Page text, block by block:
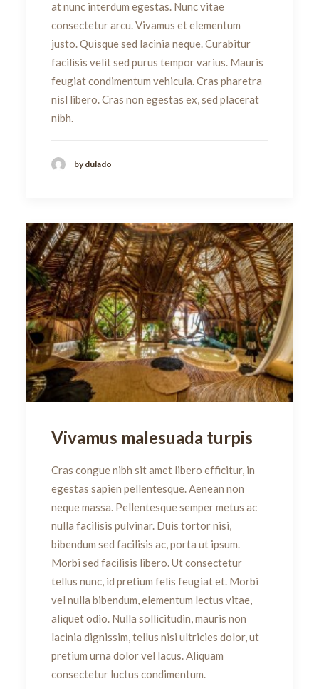
at nunc interdum egestas. Nunc vitae
consectetur arcu. Vivamus et elementum
justo. Quisque sed lacinia neque. Curabitur
facilisis velit sed purus tempor varius. Mauris
feugiat condimentum vehicula. Cras pharetra
nisl libero. Cras non egestas ex, sed placerat
nibh.
by dulado
Vivamus malesuada turpis
Cras congue nibh sit amet libero efficitur, in
egestas sapien pellentesque. Aenean non
neque massa. Pellentesque semper metus ac
nulla facilisis pulvinar. Duis tortor nisi,
bibendum sed facilisis ac, porta ut ipsum.
Morbi sed facilisis libero. Ut consectetur
tellus nunc, id pretium felis feugiat et. Morbi
vel nulla bibendum, elementum lectus vitae,
aliquet odio. Nulla sollicitudin, mauris non
lacinia dignissim, tellus nisi ultricies dolor, ut
pretium urna dolor vel lacus. Aliquam
consectetur luctus condimentum.